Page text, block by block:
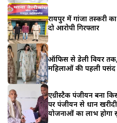
रायपुर में गांजा तस्करी
दो आरोपी गिरफ्तार
ऑफिस से डेली वियर
महिलाओं की पहली पसंद
एग्रीस्टैक पंजीयन बना
पर पंजीयन से धान
योजनाओं का लाभ होगा